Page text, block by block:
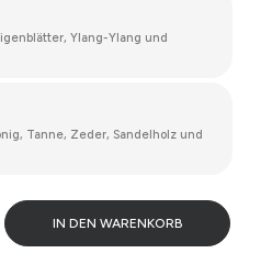
Ylang-Ylang und
Tanne, Zeder, Sandelholz und
IN DEN WARENKORB